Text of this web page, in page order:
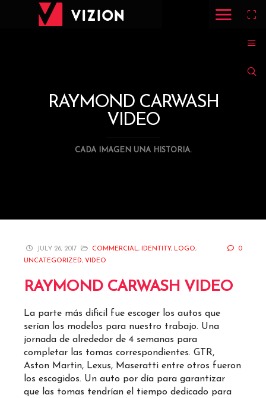
RAYMOND CARWASH
VIDEO
CADA IMAGEN UNA HISTORIA.
JULY 26, 2017 COMMERCIAL, IDENTITY, LOGO,
UNCATEGORIZED, VIDEO
0
RAYMOND CARWASH VIDEO
La parte más dificil fue escoger los autos que
serían los modelos para nuestro trabajo. Una
jornada de alrededor de 4 semanas para
completar las tomas correspondientes. GTR,
Aston Martin, Lexus, Maseratti entre otros fueron
los escogidos. Un auto por día para garantizar
que las tomas tendrían el tiempo dedicado para